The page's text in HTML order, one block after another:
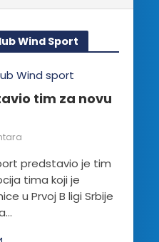
Wind Sport
tim za novu
predstavio je tim
tima koji je
u Prvoj B ligi Srbije